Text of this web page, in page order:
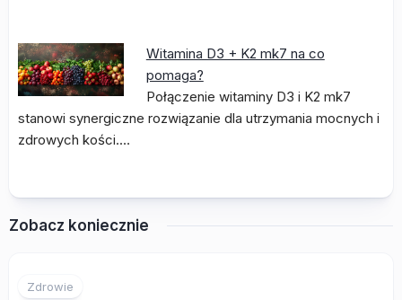
Witamina D3 + K2 mk7 na co
pomaga?
Połączenie witaminy D3 i K2 mk7
stanowi synergiczne rozwiązanie dla utrzymania mocnych i
zdrowych kości.…
Zobacz koniecznie
Zdrowie